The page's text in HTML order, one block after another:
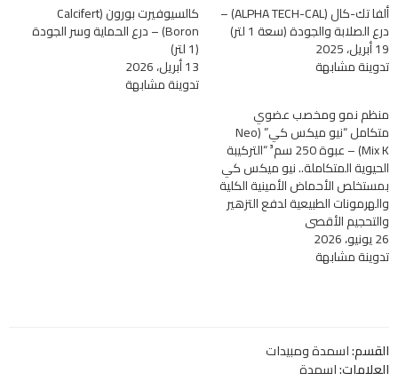
ألفا تك-كال (ALPHA TECH-CAL) –
درع الصلابة والجودة (سعة 1 لتر)
19 أبريل، 2025
تدوينة مشابهة
كالسيوفيرت بورون (Calcifert
Boron) – درع الحماية وسر الجودة
(1 لتر)
13 أبريل، 2026
تدوينة مشابهة
منظم نمو ومخصب عضوي
متكامل “نيو ميكس كي” (Neo
Mix K) – عبوة 250 سم³ “التركيبة
الحيوية المتكاملة.. نيو ميكس كي
بمستخلص الأحماض الأمينية الكلية
والهرمونات الطبيعية لدفع التزهير
والتحجيم الأقصى
26 يونيو، 2026
تدوينة مشابهة
القسم:اسمدة ومبيدات
العلامات:اسمدة